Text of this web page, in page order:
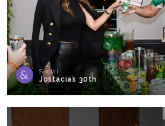
Social
Jostacia’s 30th